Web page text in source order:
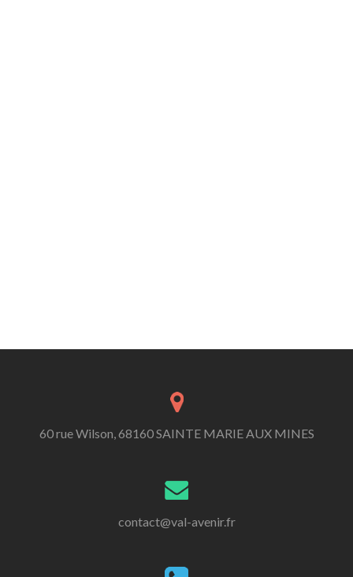
60 rue Wilson, 68160 SAINTE MARIE AUX MINES
contact@val-avenir.fr